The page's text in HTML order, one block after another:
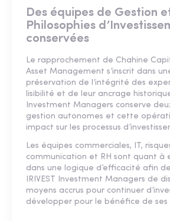
Des équipes de Gestion
Philosophies
conservées
Le rapprochement de Chahine
Asset Management s’inscrit dans
préservation de l’intégrité des
lisibilité et de leur ancrage
Investment Managers conserve
gestion autonomes et cette
impact sur les processus
Les équipes commerciales, IT,
communication et RH sont quant à
dans une logique d’efficacité afin
IRIVEST Investment Managers de
moyens accrus pour continuer
développer pour le bénéfice de ses